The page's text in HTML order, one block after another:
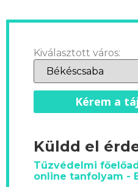
Kiválasztott város:
Kérem a
Küldd el
Tűzvédelmi
online tanfolyam -